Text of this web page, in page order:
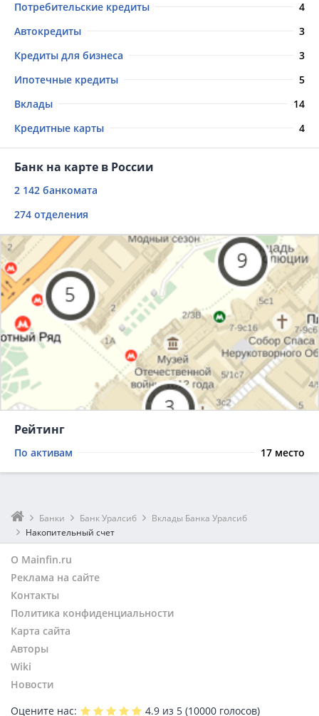
Потребительские кредиты
4
Автокредиты
3
Кредиты для бизнеса
3
Ипотечные кредиты
5
Вклады
14
Кредитные карты
4
Банк на карте в России
2 142 банкомата
274 отделения
Рейтинг
По активам 17 место
Банки Банк Уралсиб
Вклады Банка Уралсиб
Накопительный счет
О Mainfin.ru
Реклама на сайте
Контакты
Политика конфиденциальности
Карта сайта
Авторы
Wiki
Новости
Оцените нас:
4.9 из 5 (10000 голосов)